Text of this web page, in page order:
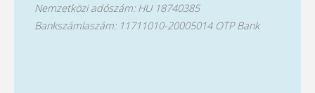
Nemzetközi adószám: HU 18740385
Bankszámlaszám: 11711010-20005014 OTP Bank